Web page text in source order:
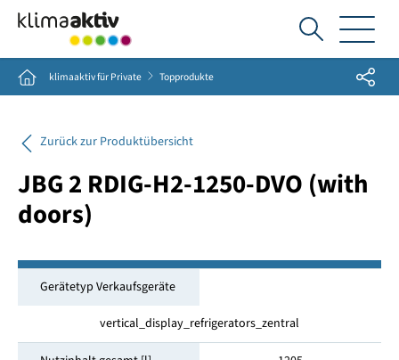
Ich
suche...
Home klimaaktiv für Private Topprodukte Share
Zurück zur Produktübersicht
JBG 2 RDIG-H2-1250-DVO (with
doors)
Gerätetyp Verkaufsgeräte
vertical_display_refrigerators_zentral